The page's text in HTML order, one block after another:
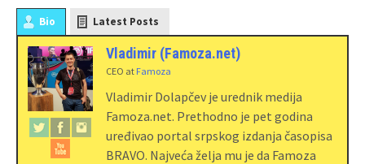
Bio Latest Posts
Vladimir (Famoza.net)
CEO at Famoza
Vladimir Dolapčev je urednik medija
Famoza.net. Prethodno je pet godina
uređivao portal srpskog izdanja časopisa
BRAVO. Najveća želja mu je da Famoza